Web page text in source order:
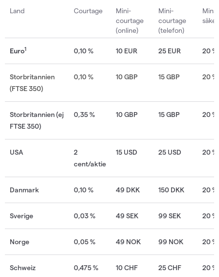
Land Courtage
Mini-
courtage
(online)
Mini-
courtage
(telefon)
Euro1 0,10 % 10 EUR 25 EUR 20 %
Storbritannien
(FTSE 350)
0,10 % 10 GBP 15 GBP 20 %
Storbritannien (ej
FTSE 350)
0,35 % 10 GBP 15 GBP 20 %
USA
2
cent/aktie
15 USD 25 USD 20 %
Danmark 0,10 % 49 DKK 150 DKK 20 %
Sverige 0,03 % 49 SEK 99 SEK 20 %
Norge 0,05 % 49 NOK 99 NOK 20 %
Schweiz 0,475 % 10 CHF 25CHF 20 %